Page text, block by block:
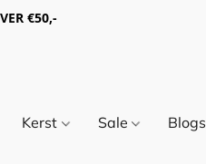
€50,-
Kerst Sale Blogs